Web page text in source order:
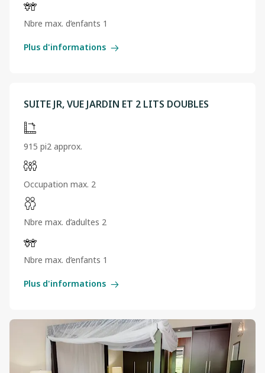
Nbre max. d’enfants 1
Plus d'informations
SUITE JR, VUE JARDIN ET 2 LITS DOUBLES
915 pi2 approx.
Occupation max. 2
Nbre max. d’adultes 2
Nbre max. d’enfants 1
Plus d'informations